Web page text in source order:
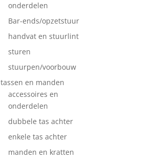
onderdelen
Bar-ends/opzetstuur
handvat en stuurlint
sturen
stuurpen/voorbouw
tassen en manden
accessoires en
onderdelen
dubbele tas achter
enkele tas achter
manden en kratten